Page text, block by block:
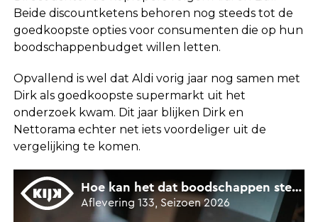
Beide discountketens behoren nog steeds tot de
goedkoopste opties voor consumenten die op hun
boodschappenbudget willen letten.
Opvallend is wel dat Aldi vorig jaar nog samen met
Dirk als goedkoopste supermarkt uit het
onderzoek kwam. Dit jaar blijken Dirk en
Nettorama echter net iets voordeliger uit de
vergelijking te komen.